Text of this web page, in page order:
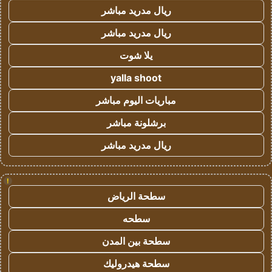
ريال مدريد مباشر
ريال مدريد مباشر
يلا شوت
yalla shoot
مباريات اليوم مباشر
برشلونة مباشر
ريال مدريد مباشر
!
سطحة الرياض
سطحه
سطحة بين المدن
سطحة هيدروليك